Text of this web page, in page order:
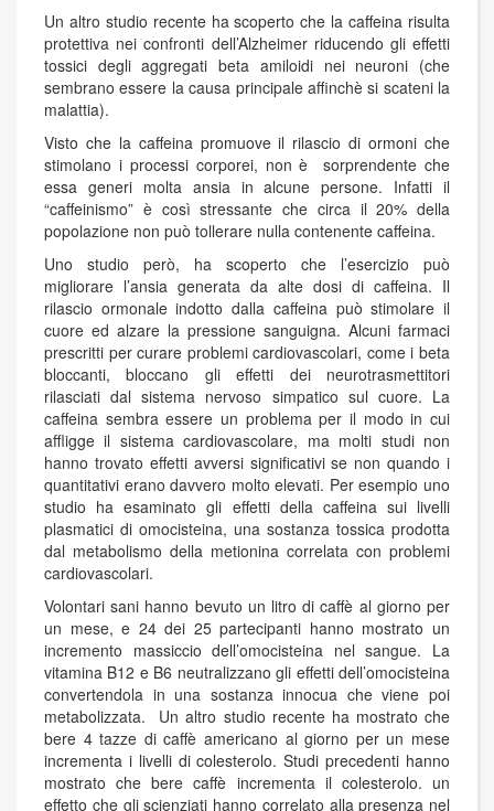
Un altro studio recente ha scoperto che la caffeina risulta
protettiva nei confronti dell’Alzheimer riducendo gli effetti
tossici degli aggregati beta amiloidi nei neuroni (che
sembrano essere la causa principale affinchè si scateni la
malattia).
Visto che la caffeina promuove il rilascio di ormoni che
stimolano i processi corporei, non è sorprendente che
essa generi molta ansia in alcune persone. Infatti il
“caffeinismo” è così stressante che circa il 20% della
popolazione non può tollerare nulla contenente caffeina.
Uno studio però, ha scoperto che l’esercizio può
migliorare l’ansia generata da alte dosi di caffeina. Il
rilascio ormonale indotto dalla caffeina può stimolare il
cuore ed alzare la pressione sanguigna. Alcuni farmaci
prescritti per curare problemi cardiovascolari, come i beta
bloccanti, bloccano gli effetti dei neurotrasmettitori
rilasciati dal sistema nervoso simpatico sul cuore. La
caffeina sembra essere un problema per il modo in cui
affligge il sistema cardiovascolare, ma molti studi non
hanno trovato effetti avversi significativi se non quando i
quantitativi erano davvero molto elevati. Per esempio uno
studio ha esaminato gli effetti della caffeina sui livelli
plasmatici di omocisteina, una sostanza tossica prodotta
dal metabolismo della metionina correlata con problemi
cardiovascolari.
Volontari sani hanno bevuto un litro di caffè al giorno per
un mese, e 24 dei 25 partecipanti hanno mostrato un
incremento massiccio dell’omocisteina nel sangue. La
vitamina B12 e B6 neutralizzano gli effetti dell’omocisteina
convertendola in una sostanza innocua che viene poi
metabolizzata. Un altro studio recente ha mostrato che
bere 4 tazze di caffè americano al giorno per un mese
incrementa i livelli di colesterolo. Studi precedenti hanno
mostrato che bere caffè incrementa il colesterolo. un
effetto che gli scienziati hanno correlato alla presenza nel